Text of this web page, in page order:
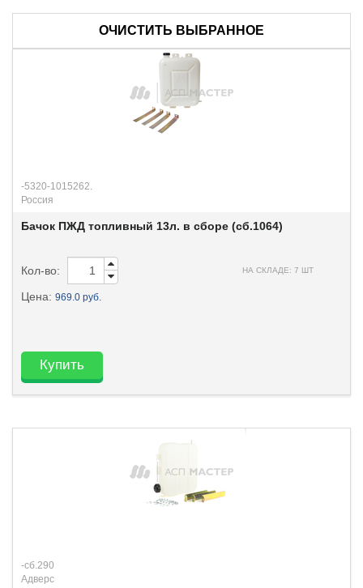
ОЧИСТИТЬ ВЫБРАННОЕ
-5320-1015262.
Россия
Бачок ПЖД топливный 13л. в сборе (сб.1064)
Кол-во: НА СКЛАДЕ: 7 ШТ
Цена: 969.0 руб.
Купить
-сб.290
Адверс